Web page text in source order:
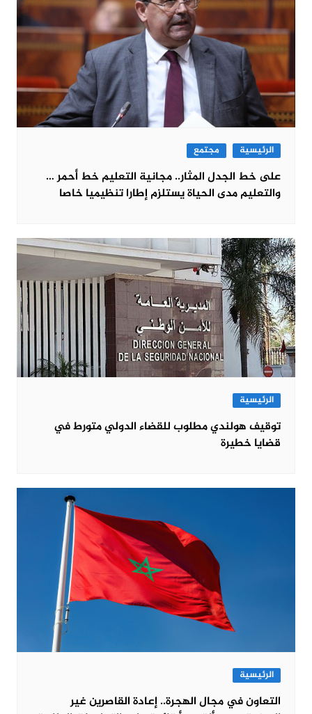
الرئيسية مجتمع
على خط الجدل المثار.. مجانية التعليم خط أحمر …
والتعليم مدى الحياة يستلزم إطارا تنظيميا خاصا
الرئيسية
توقيف هولندي مطلوب للقضاء الدولي متورط في
قضايا خطيرة
الرئيسية
التعاون في مجال الهجرة.. إعادة القاصرين غير